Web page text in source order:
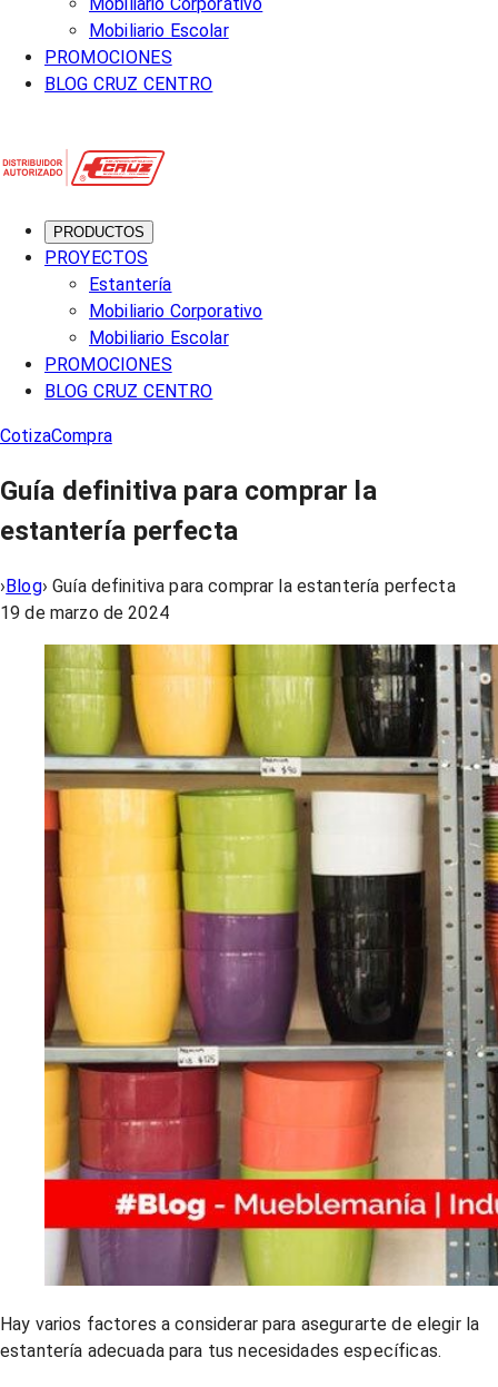
Mobiliario Escolar
PROMOCIONES
BLOG CRUZ CENTRO
PRODUCTOS
PROYECTOS
Estantería
Mobiliario Corporativo
Mobiliario Escolar
PROMOCIONES
BLOG CRUZ CENTRO
CotizaCompra
Guía definitiva para comprar la
estantería perfecta
› Blog›Guía definitiva para comprar la estantería perfecta
19 de marzo de 2024
Hay varios factores a considerar para asegurarte de elegir la
estantería adecuada para tus necesidades específicas.